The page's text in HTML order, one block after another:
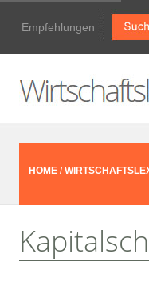
Empfehlungen
HOME /